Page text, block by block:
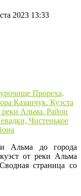
2023 13:33
Альма до города
от реки Альма
страница со